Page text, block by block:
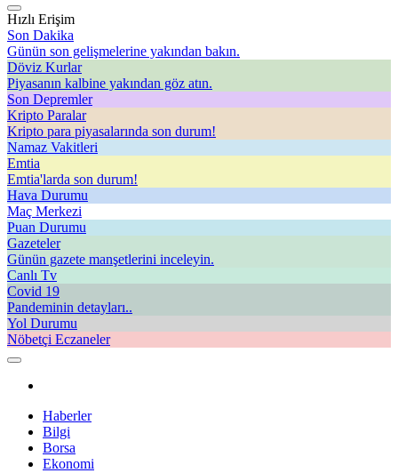
Hızlı Erişim
Son Dakika
Günün son gelişmelerine yakından bakın.
Döviz Kurlar
Piyasanın kalbine yakından göz atın.
Son Depremler
Kripto Paralar
Kripto para piyasalarında son durum!
Namaz Vakitleri
Emtia
Emtia'larda son durum!
Hava Durumu
Maç Merkezi
Puan Durumu
Gazeteler
Günün gazete manşetlerini inceleyin.
Canlı Tv
Covid 19
Pandeminin detayları..
Yol Durumu
Nöbetçi Eczaneler
Haberler
Bilgi
Borsa
Ekonomi